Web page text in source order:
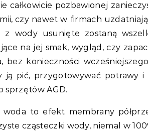
całkowicie pozbawionej
czy nawet w firmach
z wody usunięte zostaną
na jej smak, wygląd, czy
bez konieczności
ją pić, przygotowywać potrawy
sprzętów AGD.
woda to efekt membrany
cząsteczki wody, niemal w